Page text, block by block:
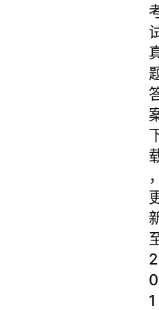
2
0
1